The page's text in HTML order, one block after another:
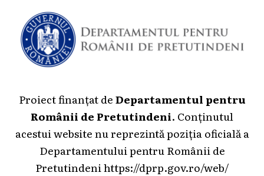
Proiect finanțat deDepartamentul pentru
Românii de Pretutindeni. Conținutul
acestui website nu reprezintă poziția oficială a
Departamentului pentru Românii de
Pretutindenihttps://dprp.gov.ro/web/